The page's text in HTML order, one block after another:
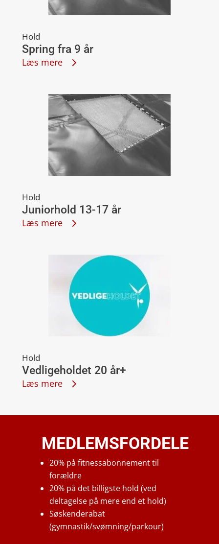
Hold
Spring fra 9 år
Læs mere
Hold
Juniorhold 13-17 år
Læs mere
Hold
Vedligeholdet 20 år+
Læs mere
MEDLEMSFORDELE
20% på fitnessabonnement til
forældre
20% på det billigste hold (ved
deltagelse på mere end et hold)
Søskenderabat
(gymnastik/svømning/parkour)